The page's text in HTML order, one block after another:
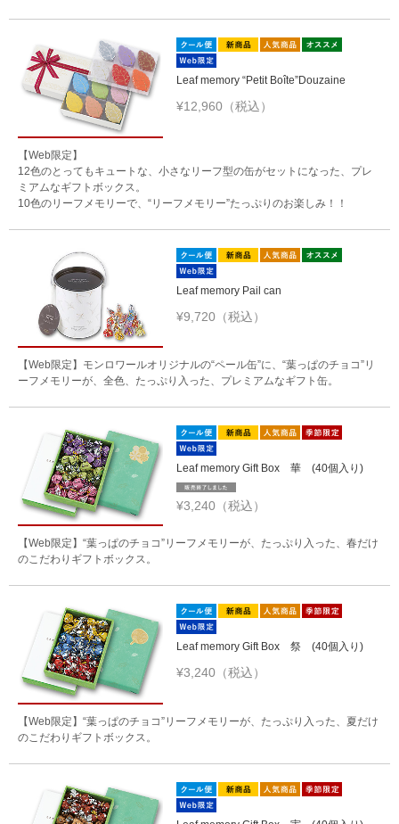
Leaf memory “Petit Boîte”Douzaine
¥12,960（税込）
【Web限定】
12色のとってもキュートな、小さなリーフ型の缶がセットになった、プレ
ミアムなギフトボックス。
10色のリーフメモリーで、“リーフメモリー”たっぷりのお楽しみ！！
Leaf memory Pail can
¥9,720（税込）
【Web限定】モンロワールオリジナルの“ペール缶”に、“葉っぱのチョコ”リ
ーフメモリーが、全色、たっぷり入った、プレミアムなギフト缶。
Leaf memory Gift Box 華 (40個入り)
¥3,240（税込）
【Web限定】“葉っぱのチョコ”リーフメモリーが、たっぷり入った、春だけ
のこだわりギフトボックス。
Leaf memory Gift Box 祭 (40個入り)
¥3,240（税込）
【Web限定】“葉っぱのチョコ”リーフメモリーが、たっぷり入った、夏だけ
のこだわりギフトボックス。